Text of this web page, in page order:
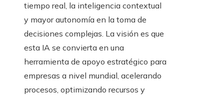
tiempo real, la inteligencia contextual
y mayor autonomía en la toma de
decisiones complejas. La visión es que
esta IA se convierta en una
herramienta de apoyo estratégico para
empresas a nivel mundial, acelerando
procesos, optimizando recursos y